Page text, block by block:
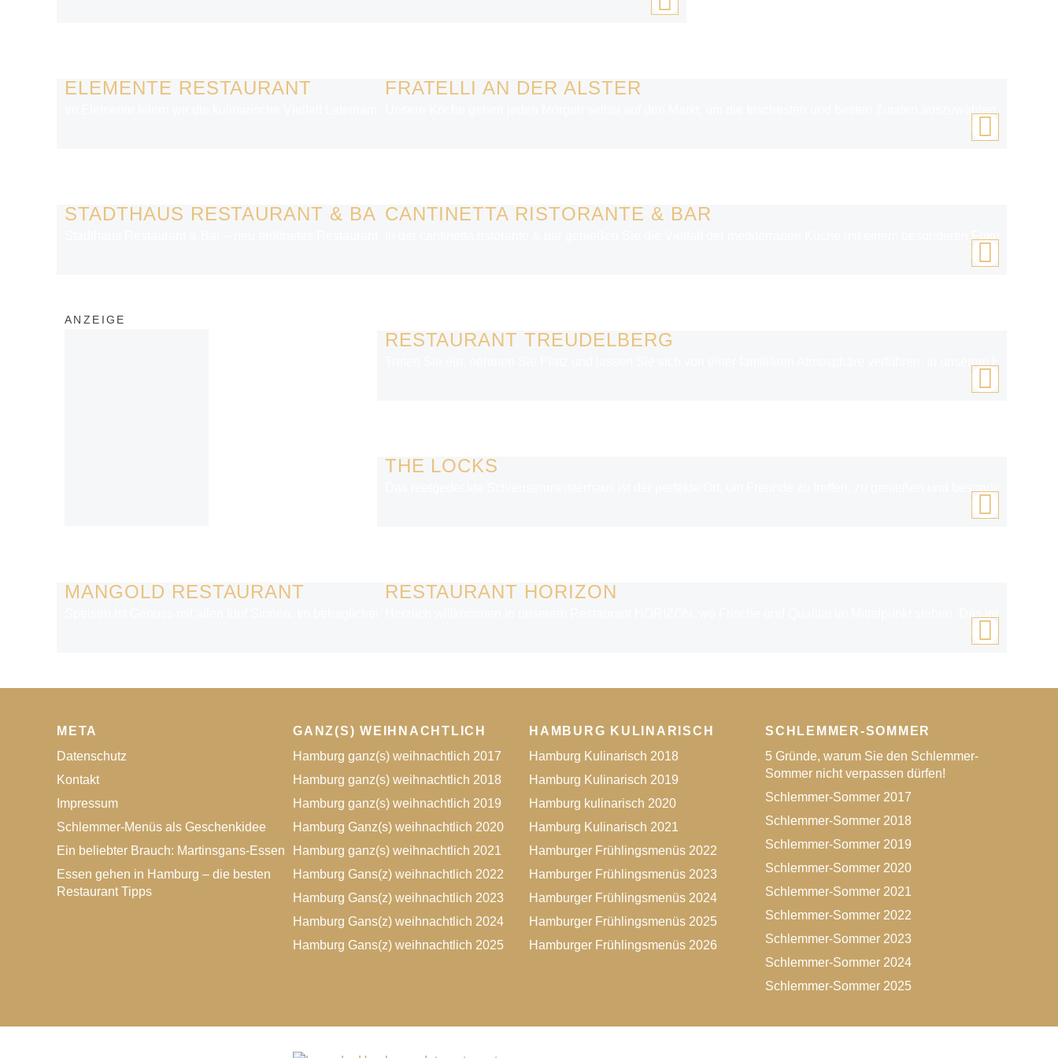
ELEMENTE RESTAURANT FRATELLI AN DER ALSTER
STADTHAUS RESTAURANT & BARCANTINETTA RISTORANTE & BAR
ANZEIGE
RESTAURANT TREUDELBERG
THE LOCKS
MANGOLD RESTAURANT RESTAURANT HORIZON
META
Datenschutz
Kontakt
Impressum
Schlemmer-Menüs als Geschenkidee
Ein beliebter Brauch: Martinsgans-Essen
Essen gehen in Hamburg – die besten
Restaurant Tipps
GANZ(S) WEIHNACHTLICH
Hamburg ganz(s) weihnachtlich 2017
Hamburg ganz(s) weihnachtlich 2018
Hamburg ganz(s) weihnachtlich 2019
Hamburg Ganz(s) weihnachtlich 2020
Hamburg ganz(s) weihnachtlich 2021
Hamburg Gans(z) weihnachtlich 2022
Hamburg Gans(z) weihnachtlich 2023
Hamburg Gans(z) weihnachtlich 2024
Hamburg Gans(z) weihnachtlich 2025
HAMBURG KULINARISCH
Hamburg Kulinarisch 2018
Hamburg Kulinarisch 2019
Hamburg kulinarisch 2020
Hamburg Kulinarisch 2021
Hamburger Frühlingsmenüs 2022
Hamburger Frühlingsmenüs 2023
Hamburger Frühlingsmenüs 2024
Hamburger Frühlingsmenüs 2025
Hamburger Frühlingsmenüs 2026
SCHLEMMER-SOMMER
5 Gründe, warum Sie den Schlemmer-
Sommer nicht verpassen dürfen!
Schlemmer-Sommer 2017
Schlemmer-Sommer 2018
Schlemmer-Sommer 2019
Schlemmer-Sommer 2020
Schlemmer-Sommer 2021
Schlemmer-Sommer 2022
Schlemmer-Sommer 2023
Schlemmer-Sommer 2024
Schlemmer-Sommer 2025